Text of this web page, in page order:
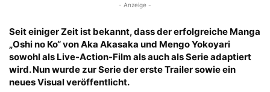
- Anzeige -
Seit einiger Zeit ist bekannt, dass der erfolgreiche Manga
„Oshi no Ko“ von Aka Akasaka und Mengo Yokoyari
sowohl als Live-Action-Film als auch als Serie adaptiert
wird. Nun wurde zur Serie der erste Trailer sowie ein
neues Visual veröffentlicht.